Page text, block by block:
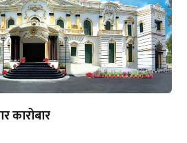
कारोबार